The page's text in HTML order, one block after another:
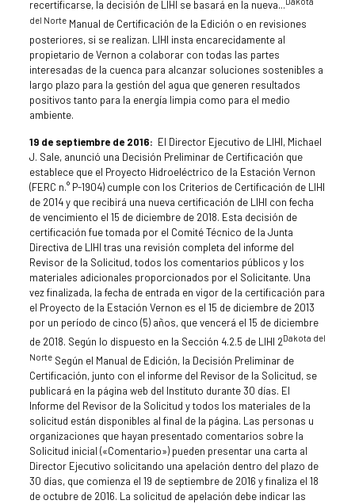
recertificarse, la decisión de LIHI se basará en la nueva...
del NorteManual de Certificación de la Edición o en revisiones
posteriores, si se realizan. LIHI insta encarecidamente al
propietario de Vernon a colaborar con todas las partes
interesadas de la cuenca para alcanzar soluciones sostenibles a
largo plazo para la gestión del agua que generen resultados
positivos tanto para la energía limpia como para el medio
ambiente.
19 de septiembre de 2016: El Director Ejecutivo de LIHI, Michael
J. Sale, anunció una Decisión Preliminar de Certificación que
establece que el Proyecto Hidroeléctrico de la Estación Vernon
(FERC n.° P-1904) cumple con los Criterios de Certificación de LIHI
de 2014 y que recibirá una nueva certificación de LIHI con fecha
de vencimiento el 15 de diciembre de 2018. Esta decisión de
certificación fue tomada por el Comité Técnico de la Junta
Directiva de LIHI tras una revisión completa del informe del
Revisor de la Solicitud, todos los comentarios públicos y los
materiales adicionales proporcionados por el Solicitante. Una
vez finalizada, la fecha de entrada en vigor de la certificación para
el Proyecto de la Estación Vernon es el 15 de diciembre de 2013
por un período de cinco (5) años, que vencerá el 15 de diciembre
de 2018. Según lo dispuesto en la Sección 4.2.5 de LIHI 2Dakota del
NorteSegún el Manual de Edición, la Decisión Preliminar de
Certificación, junto con el informe del Revisor de la Solicitud, se
publicará en la página web del Instituto durante 30 días. El
Informe del Revisor de la Solicitud y todos los materiales de la
solicitud están disponibles al final de la página. Las personas u
organizaciones que hayan presentado comentarios sobre la
Solicitud inicial («Comentario») pueden presentar una carta al
Director Ejecutivo solicitando una apelación dentro del plazo de
30 días, que comienza el 19 de septiembre de 2016 y finaliza el 18
de octubre de 2016. La solicitud de apelación debe indicar las